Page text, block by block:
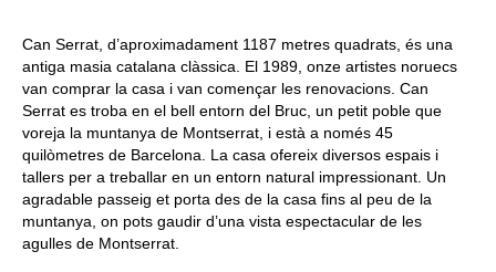
Can Serrat, d’aproximadament 1187 metres quadrats, és una
antiga masia catalana clàssica. El 1989, onze artistes noruecs
van comprar la casa i van començar les renovacions. Can
Serrat es troba en el bell entorn del Bruc, un petit poble que
voreja la muntanya de Montserrat, i està a només 45
quilòmetres de Barcelona. La casa ofereix diversos espais i
tallers per a treballar en un entorn natural impressionant. Un
agradable passeig et porta des de la casa fins al peu de la
muntanya, on pots gaudir d’una vista espectacular de les
agulles de Montserrat.